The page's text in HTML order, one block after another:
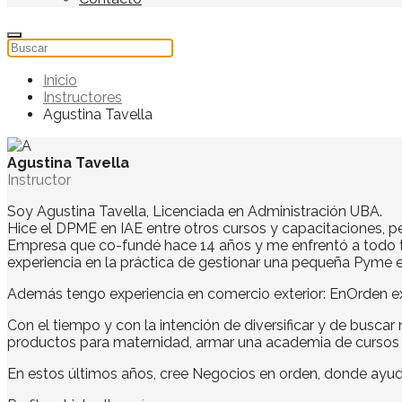
Inicio
Instructores
Agustina Tavella
Agustina Tavella
Instructor
Soy Agustina Tavella, Licenciada en Administración UBA.
Hice el DPME en IAE entre otros cursos y capacitaciones,
Empresa que co-fundé hace 14 años y me enfrentó a
experiencia en la práctica de gestionar una pequeña Pyme
Además tengo experiencia en comercio exterior: EnOrden
Con el tiempo y con la intención de diversificar y de
productos para maternidad, armar una academia de
En estos últimos años, cree Negocios en orden, donde